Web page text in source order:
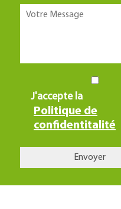
J'accepte la
Politique de
confidentitalité